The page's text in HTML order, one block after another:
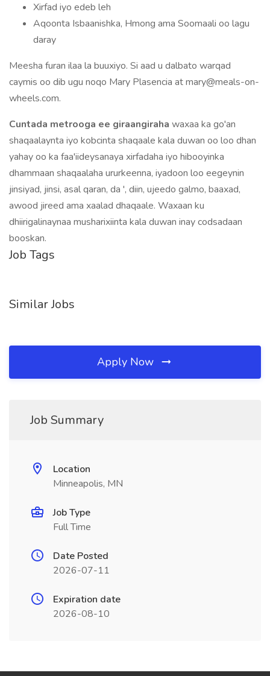
Xirfad iyo edeb leh
Aqoonta Isbaanishka, Hmong ama Soomaali oo lagu
daray
Meesha furan ilaa la buuxiyo. Si aad u dalbato warqad
caymis oo dib ugu noqo Mary Plasencia at mary@meals-on-
wheels.com.
Cuntada metrooga ee giraangiraha waxaa ka go'an
shaqaalaynta iyo kobcinta shaqaale kala duwan oo loo dhan
yahay oo ka faa'iideysanaya xirfadaha iyo hibooyinka
dhammaan shaqaalaha ururkeenna, iyadoon loo eegeynin
jinsiyad, jinsi, asal qaran, da ', diin, ujeedo galmo, baaxad,
awood jireed ama xaalad dhaqaale. Waxaan ku
dhiirigalinaynaa musharixiinta kala duwan inay codsadaan
booskan.
Job Tags
Similar Jobs
Apply Now
Job Summary
Location
Minneapolis, MN
Job Type
Full Time
Date Posted
2026-07-11
Expiration date
2026-08-10